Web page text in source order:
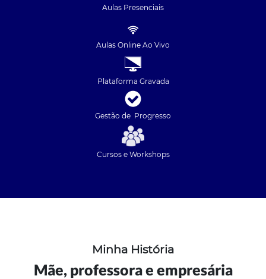
Aulas Presenciais
Aulas Online Ao Vivo
Plataforma Gravada
Gestão de Progresso
Cursos e Workshops
Minha História
Mãe, professora e empresária